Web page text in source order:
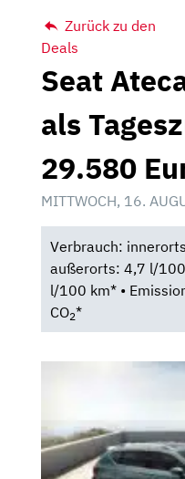
Zurück zu den
Deals
Seat
als
29.580
MITTWOCH, 16.
Verbrauch:
außerorts: 4,7 l/
l/100 km* •
CO2*